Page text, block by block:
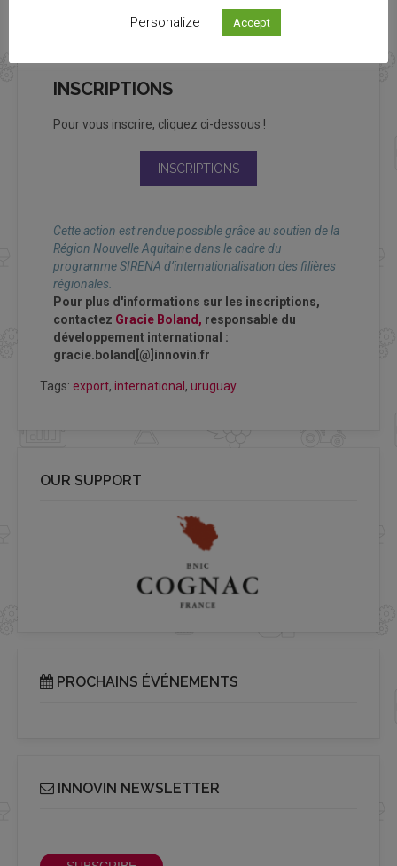
vers la France, les dîners et les dépenses
INSCRIPTIONS
Pour vous inscrire, cliquez ci-dessous !
INSCRIPTIONS
Cette action est rendue possible grâce au soutien de la
Région Nouvelle Aquitaine dans le cadre du
programme SIRENA d’internationalisation des filières
régionales.
Pour plus d'informations sur les inscriptions,
contactez Gracie Boland, responsable du
développement international :
gracie.boland[@]innovin.fr
Tags: export, international , uruguay
OUR SUPPORT
PROCHAINS ÉVÉNEMENTS
INNOVIN NEWSLETTER
Personalize Accept